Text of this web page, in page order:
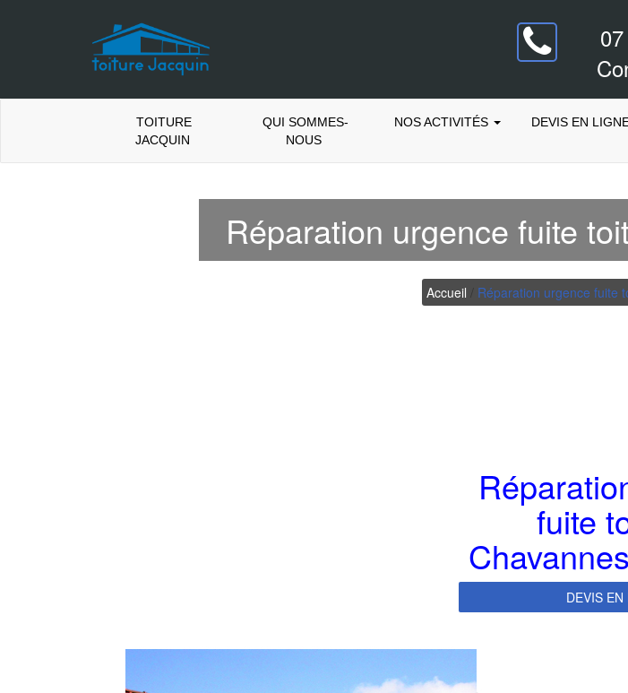
TOITURE
JACQUIN
QUI SOMMES-
NOUS
NOS ACTIVITÉS DEVIS EN
Réparation urgence fuite
Accueil Réparation urgence fuite
fuite
DEVIS